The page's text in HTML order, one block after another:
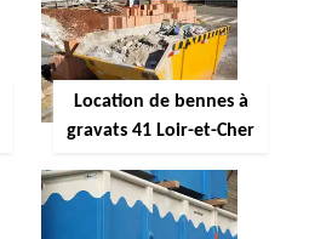
Location de bennes à
gravats 41 Loir-et-Cher